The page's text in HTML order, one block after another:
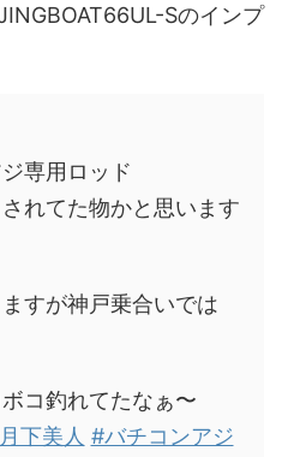
Sのインプ
専用ロッド
れてた物かと思います
すが神戸乗合いでは
コ釣れてたなぁ〜
下美人 #バチコンアジ